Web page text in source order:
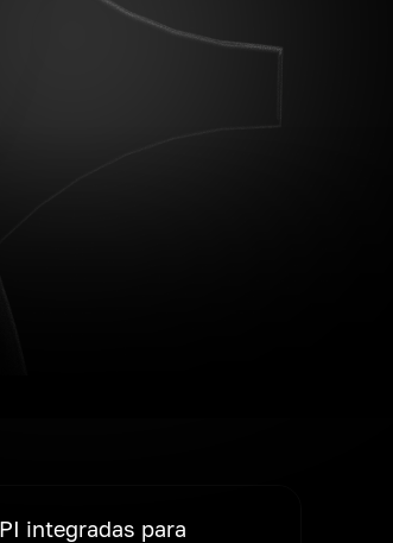
integradas para